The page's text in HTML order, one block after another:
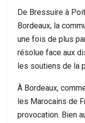
De Bressuire à
Bordeaux, la
une fois de plus
résolue face aux
les soutiens de la
À Bordeaux,
les Marocains de
provocation. Bien